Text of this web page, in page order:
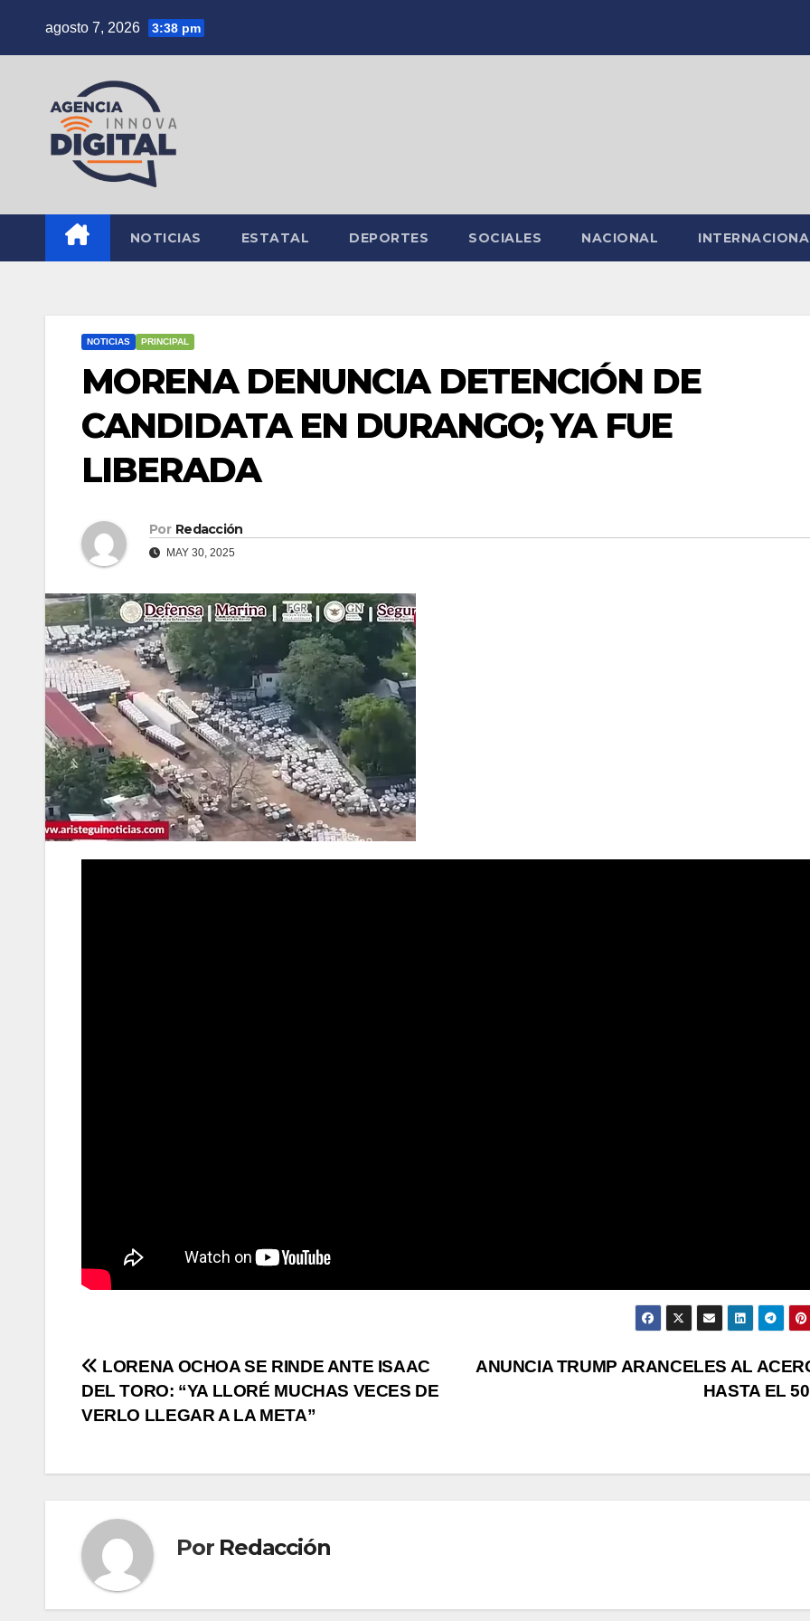
agosto 7, 2026 3:38 pm
NOTICIAS ESTATAL DEPORTES SOCIALES NACIONAL
NOTICIAS PRINCIPAL
MORENA DENUNCIA DETENCIÓN DE
CANDIDATA EN DURANGO; YA FUE
LIBERADA
Por Redacción
MAY 30, 2025
Navegación
de
ANUNCIA TRUMP ARANCELES AL
HASTA EL
LORENA OCHOA SE RINDE ANTE ISAAC
DEL TORO: “YA LLORÉ MUCHAS VECES DE
VERLO LLEGAR A LA META”
Por Redacción